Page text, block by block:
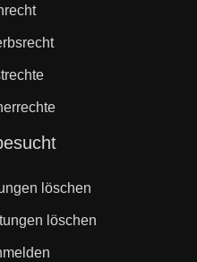
löschen
löschen